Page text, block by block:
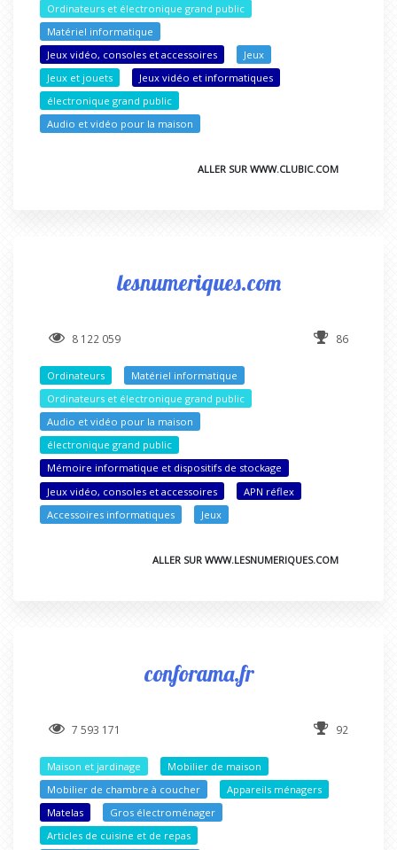
Ordinateurs et électronique grand public
Matériel informatique
Jeux vidéo, consoles et accessoires
Jeux
Jeux et jouets
Jeux vidéo et informatiques
électronique grand public
Audio et vidéo pour la maison
ALLER SUR WWW.CLUBIC.COM
lesnumeriques.com
8 122 059 86
Ordinateurs
Matériel informatique
Ordinateurs et électronique grand public
Audio et vidéo pour la maison
électronique grand public
Mémoire informatique et dispositifs de stockage
Jeux vidéo, consoles et accessoires
APN réflex
Accessoires informatiques
Jeux
ALLER SUR WWW.LESNUMERIQUES.COM
conforama.fr
7 593 171 92
Maison et jardinage
Mobilier de maison
Mobilier de chambre à coucher
Appareils ménagers
Matelas
Gros électroménager
Articles de cuisine et de repas